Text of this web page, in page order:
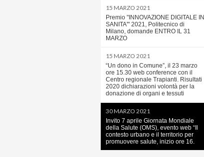
15 MARZO 2021
Premio "INNOVAZIONE DIGITALE IN
SANITA'" 2021, Politecnico di
Milano, domande ENTRO IL 31
MARZO
15 MARZO 2021
“Un dono in Comune”, il 23 marzo
ore 15.30 web conference con il
Centro regionale Trapianti. Risultati
2020 dichiarazioni volontà per la
donazione di organi e tessuti
30 MARZO 2021
Invito 7 aprile Giornata Mondiale
della Salute (OMS), evento web “Il
contesto urbano e il territorio per
promuovere salute, inizio ore 16.